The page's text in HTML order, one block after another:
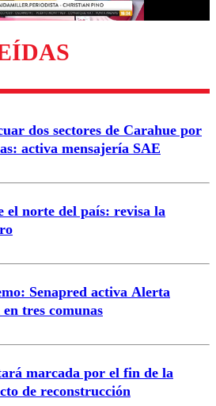
Enviar comentario
dos sectores de Carahue por
activa mensajería SAE
el norte del país: revisa la
Senapred activa Alerta
tres comunas
marcada por el fin de la
de reconstrucción